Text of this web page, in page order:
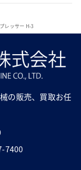
レッサー H-3
の販売、買取お任
7400